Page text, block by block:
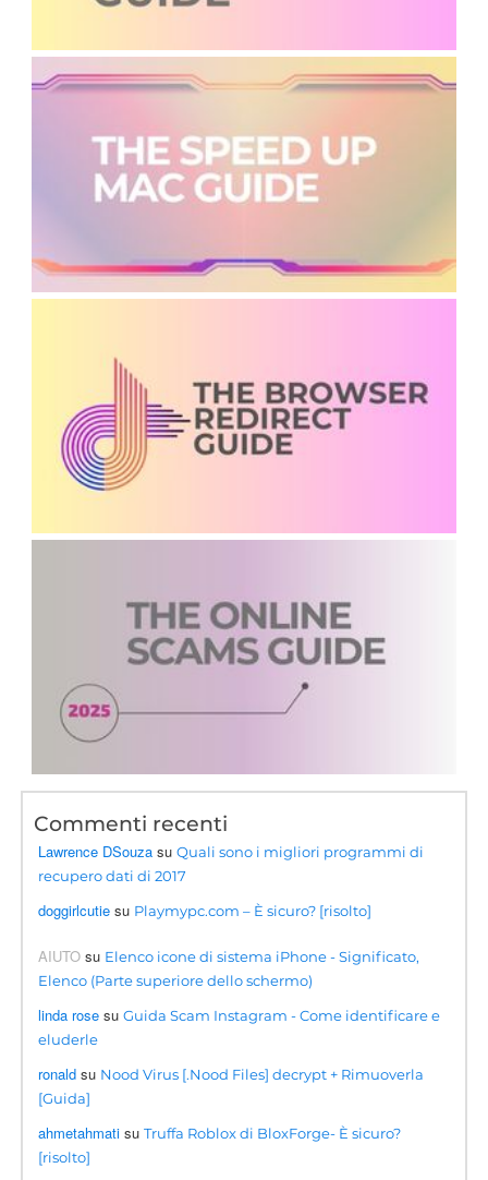
Commenti recenti
Lawrence DSouza suQuali sono i migliori programmi di
recupero dati di 2017
doggirlcutie su Playmypc.com – È sicuro? [risolto]
AIUTO su Elenco icone di sistema iPhone - Significato,
Elenco (Parte superiore dello schermo)
linda rose suGuida Scam Instagram - Come identificare e
eluderle
ronald su Nood Virus [.Nood Files] decrypt + Rimuoverla
[Guida]
ahmetahmati suTruffa Roblox di BloxForge- È sicuro?
[risolto]